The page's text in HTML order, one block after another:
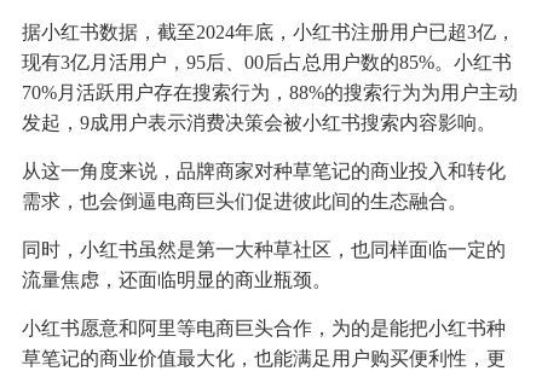
据小红书数据，截至2024年底，小红书注册用户已超3亿，
现有3亿月活用户，95后、00后占总用户数的85%。小红书
70%月活跃用户存在搜索行为，88%的搜索行为为用户主动
发起，9成用户表示消费决策会被小红书搜索内容影响。
从这一角度来说，品牌商家对种草笔记的商业投入和转化
需求，也会倒逼电商巨头们促进彼此间的生态融合。
同时，小红书虽然是第一大种草社区，也同样面临一定的
流量焦虑，还面临明显的商业瓶颈。
小红书愿意和阿里等电商巨头合作，为的是能把小红书种
草笔记的商业价值最大化，也能满足用户购买便利性，更